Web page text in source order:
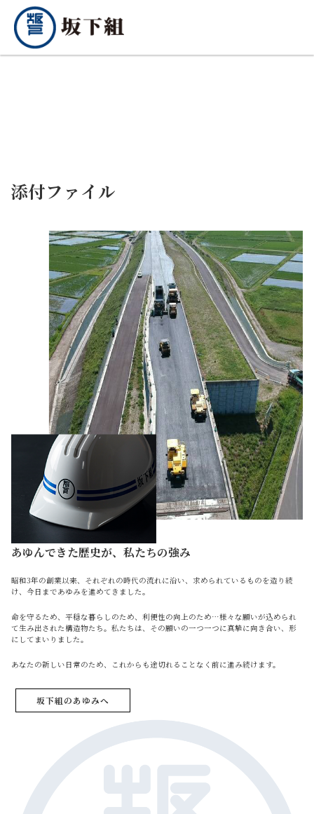
添付ファイル
あゆんできた歴史が、私たちの強み
昭和3年の創業以来、それぞれの時代の流れに沿い、求められているものを造り続
け、今日まであゆみを進めてきました。
命を守るため、平穏な暮らしのため、利便性の向上のため…様々な願いが込められ
て生み出された構造物たち。私たちは、その願いの一つ一つに真摯に向き合い、形
にしてまいりました。
あなたの新しい日常のため、これからも途切れることなく前に進み続けます。
坂下組のあゆみへ